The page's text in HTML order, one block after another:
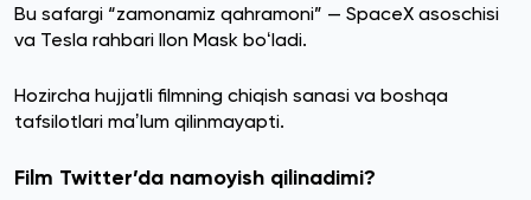
Bu safargi “zamonamiz qahramoni” — SpaceX asoschisi
va Tesla rahbari Ilon Mask boʻladi.
Hozircha hujjatli filmning chiqish sanasi va boshqa
tafsilotlari maʼlum qilinmayapti.
Film Twitter’da namoyish qilinadimi?